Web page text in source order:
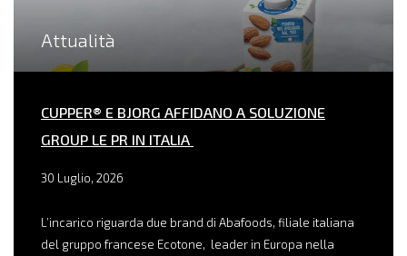
Attualità
CUPPER® E BJORG AFFIDANO A SOLUZIONE
GROUP LE PR IN ITALIA
30 Luglio, 2026
L’incarico riguarda due brand di Abafoods, filiale italiana
del gruppo francese Ecotone, leader in Europa nella